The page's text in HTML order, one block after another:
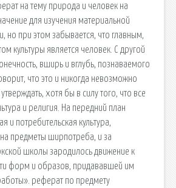
на тему природа и человек на
для изучения материальной
но при этом забывается, что главным,
культуры является человек. С другой
вширь и вглубь, познаваемого
что это и никогда невозможно
хотя бы в силу того, что все
и религия. На передний план
и потребительская культура,
предметы ширпотреба, и за
школы зародилось движение к
форм и образов, придававшей им
реферат по предмету